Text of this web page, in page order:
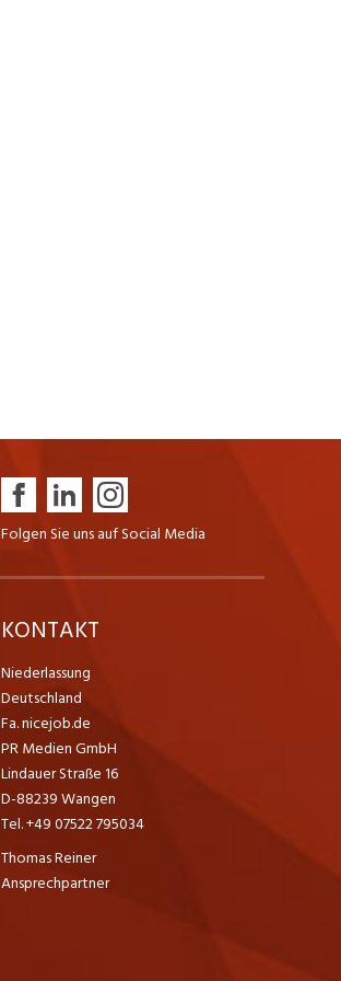
Folgen Sie uns auf Social Media
KONTAKT
Niederlassung
Deutschland
Fa. nicejob.de
PR Medien GmbH
Lindauer Straße 16
D-88239 Wangen
Tel. +49 07522 795034
Thomas Reiner
Ansprechpartner